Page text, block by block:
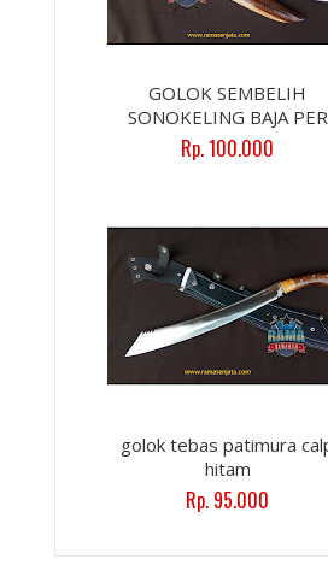
GOLOK SEMBELIH
SONOKELING BAJA PER
Rp. 100.000
golok tebas patimura
hitam
Rp. 95.000